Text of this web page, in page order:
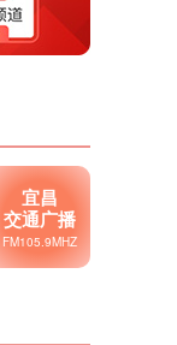
宜昌
交通广播
FM105.9MHZ